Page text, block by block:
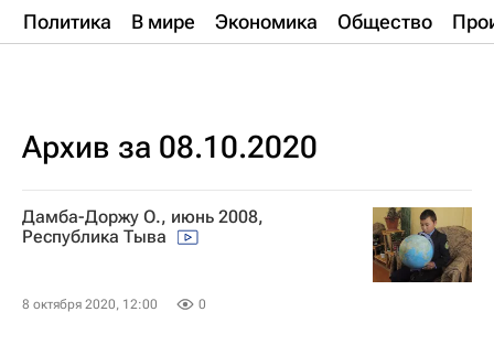
Политика В мире Экономика Общество
Архив за 08.10.2020
Дамба-Доржу О., июнь 2008,
Республика Тыва
8 октября 2020, 12:00 0